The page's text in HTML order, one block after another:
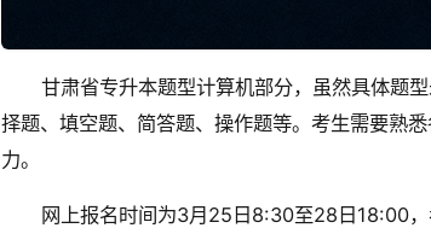
甘肃省专升本题型计算机部分，虽然具体题
择题、填空题、简答题、操作题等。考生需要熟
力。
网上报名时间为3月25日8:30至28日18:00